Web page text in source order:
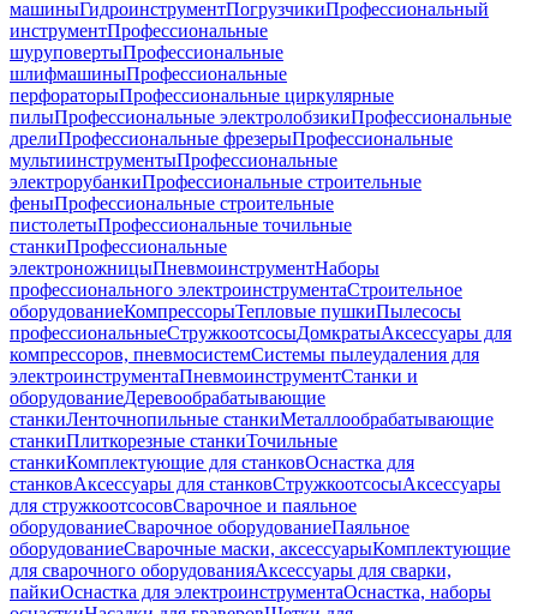
машиныГидроинструментПогрузчикиПрофессиональный
инструментПрофессиональные
шуруповертыПрофессиональные
шлифмашиныПрофессиональные
перфораторыПрофессиональные циркулярные
пилыПрофессиональные электролобзикиПрофессиональные
дрелиПрофессиональные фрезерыПрофессиональные
мультиинструментыПрофессиональные
электрорубанкиПрофессиональные строительные
феныПрофессиональные строительные
пистолетыПрофессиональные точильные
станкиПрофессиональные
электроножницыПневмоинструментНаборы
профессионального электроинструментаСтроительное
оборудованиеКомпрессорыТепловые пушкиПылесосы
профессиональныеСтружкоотсосыДомкратыАксессуары для
компрессоров, пневмосистемСистемы пылеудаления для
электроинструментаПневмоинструментСтанки и
оборудованиеДеревообрабатывающие
станкиЛенточнопильные станкиМеталлообрабатывающие
станкиПлиткорезные станкиТочильные
станкиКомплектующие для станковОснастка для
станковАксессуары для станковСтружкоотсосыАксессуары
для стружкоотсосовСварочное и паяльное
оборудованиеСварочное оборудованиеПаяльное
оборудованиеСварочные маски, аксессуарыКомплектующие
для сварочного оборудованияАксессуары для сварки,
пайкиОснастка для электроинструментаОснастка, наборы